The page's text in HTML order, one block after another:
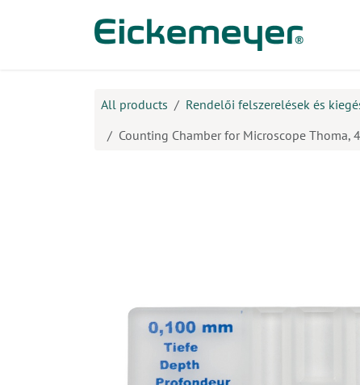
All products Rendelői felszerelések és
Counting Chamber for Microscope Thoma,